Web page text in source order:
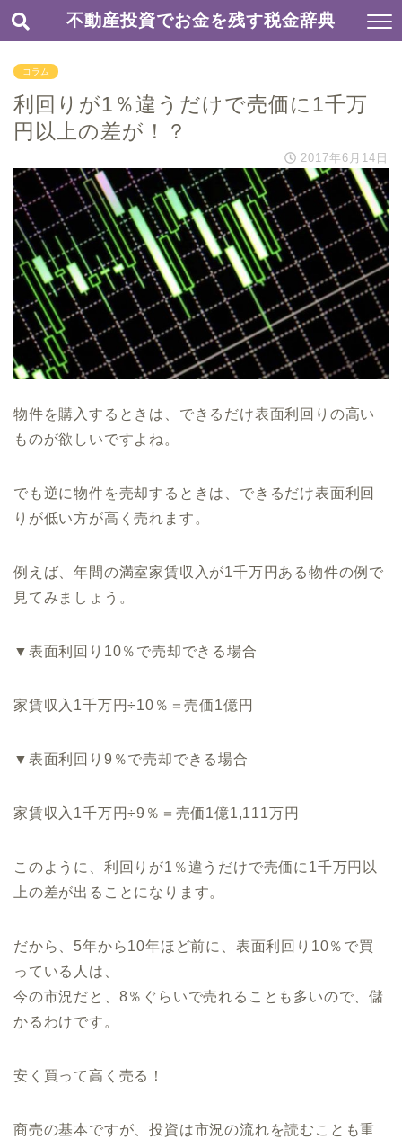
不動産投資でお金を残す税金辞典
コラム
利回りが1％違うだけで売価に1千万
円以上の差が！？
2017年6月14日
物件を購入するときは、できるだけ表面利回りの高い
ものが欲しいですよね。
でも逆に物件を売却するときは、できるだけ表面利回
りが低い方が高く売れます。
例えば、年間の満室家賃収入が1千万円ある物件の例で
見てみましょう。
▼表面利回り10％で売却できる場合
家賃収入1千万円÷10％＝売価1億円
▼表面利回り9％で売却できる場合
家賃収入1千万円÷9％＝売価1億1,111万円
このように、利回りが1％違うだけで売価に1千万円以
上の差が出ることになります。
だから、5年から10年ほど前に、表面利回り10％で買
っている人は、
今の市況だと、8％ぐらいで売れることも多いので、儲
かるわけです。
安く買って高く売る！
商売の基本ですが、投資は市況の流れを読むことも重